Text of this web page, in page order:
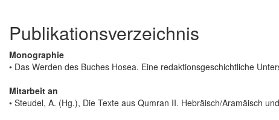
Publikationsverzeichnis
Monographie
• Das Werden des Buches Hosea. Eine redaktionsgeschichtliche
Mitarbeit an
• Steudel, A. (Hg.), Die Texte aus Qumran II. Hebräisch/Aramäisch